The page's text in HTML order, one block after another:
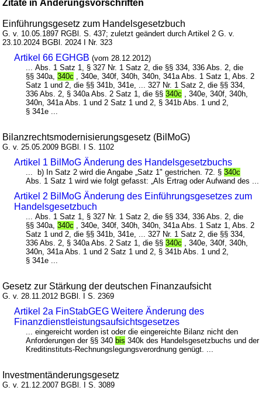
Zitate in Änderungsvorschriften
Einführungsgesetz zum Handelsgesetzbuch
G. v. 10.05.1897 RGBl. S. 437; zuletzt geändert durch Artikel 2 G. v.
23.10.2024 BGBl. 2024 I Nr. 323
Artikel 66 EGHGB (vom 28.12.2012)
... Abs. 1 Satz 1, § 327 Nr. 1 Satz 2, die §§ 334, 336 Abs. 2, die
§§ 340a,340c , 340e, 340f, 340h, 340n, 341a Abs. 1 Satz 1, Abs. 2
Satz 1 und 2, die §§ 341b, 341e, ... 327 Nr. 1 Satz 2, die §§ 334,
336 Abs. 2, § 340a Abs. 2 Satz 1, die §§340c , 340e, 340f, 340h,
340n, 341a Abs. 1 und 2 Satz 1 und 2, § 341b Abs. 1 und 2,
§ 341e ...
Bilanzrechtsmodernisierungsgesetz (BilMoG)
G. v. 25.05.2009 BGBl. I S. 1102
Artikel 1 BilMoG Änderung des Handelsgesetzbuchs
... b) In Satz 2 wird die Angabe „Satz 1" gestrichen. 72. §340c
Abs. 1 Satz 1 wird wie folgt gefasst: „Als Ertrag oder Aufwand des ...
Artikel 2 BilMoG Änderung des Einführungsgesetzes zum
Handelsgesetzbuch
... Abs. 1 Satz 1, § 327 Nr. 1 Satz 2, die §§ 334, 336 Abs. 2, die
§§ 340a,340c , 340e, 340f, 340h, 340n, 341a Abs. 1 Satz 1, Abs. 2
Satz 1 und 2, die §§ 341b, 341e, ... 327 Nr. 1 Satz 2, die §§ 334,
336 Abs. 2, § 340a Abs. 2 Satz 1, die §§340c , 340e, 340f, 340h,
340n, 341a Abs. 1 und 2 Satz 1 und 2, § 341b Abs. 1 und 2,
§ 341e ...
Gesetz zur Stärkung der deutschen Finanzaufsicht
G. v. 28.11.2012 BGBl. I S. 2369
Artikel 2a FinStabGEG Weitere Änderung des
Finanzdienstleistungsaufsichtsgesetzes
... eingereicht worden ist oder die eingereichte Bilanz nicht den
Anforderungen der §§ 340bis 340k des Handelsgesetzbuchs und der
Kreditinstituts-Rechnungslegungsverordnung genügt. ...
Investmentänderungsgesetz
G. v. 21.12.2007 BGBl. I S. 3089